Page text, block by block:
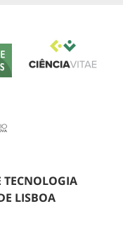
TECNOLOGIA
LISBOA